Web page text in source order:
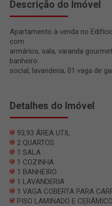
Descrição do Imóvel
Apartamento à venda no
com
armários, sala, varanda
banheiro
social, lavanderia, 01 vaga de
Detalhes do Imóvel
93,93 ÁREA UTIL
2 QUARTOS
1 SALA
1 COZINHA
1 BANHEIRO
1 LAVANDERIA
1 VAGA COBERTA PARA
PISO LAMINADO E CERÂMICO